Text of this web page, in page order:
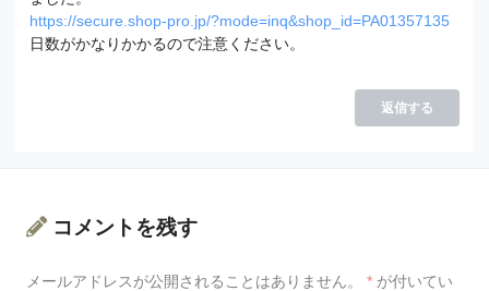
https://secure.shop-pro.jp/?mode=inq&shop_id=PA01357135
日数がかなりかかるので注意ください。
返信する
コメントを残す
メールアドレスが公開されることはありません。 * が付いてい